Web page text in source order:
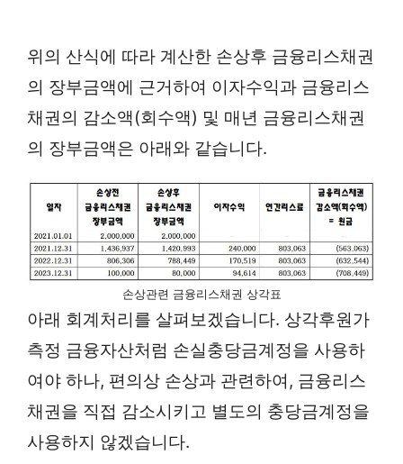
위의 산식에 따라 계산한 손상후 금융리스채권
의 장부금액에 근거하여 이자수익과 금융리스
채권의 감소액(회수액) 및 매년 금융리스채권
의 장부금액은 아래와 같습니다.
손상관련 금융리스채권 상각표
아래 회계처리를 살펴보겠습니다. 상각후원가
측정 금융자산처럼 손실충당금계정을 사용하
여야 하나, 편의상 손상과 관련하여, 금융리스
채권을 직접 감소시키고 별도의 충당금계정을
사용하지 않겠습니다.